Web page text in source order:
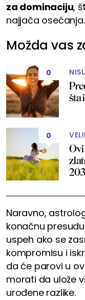
za dominaciju,
najjača osećanja.
Možda vas
0
šta
0
Naravno,
konačnu
uspeh ako se
kompromisu i
da će parovi u
morati da ulože
urođene razlike.